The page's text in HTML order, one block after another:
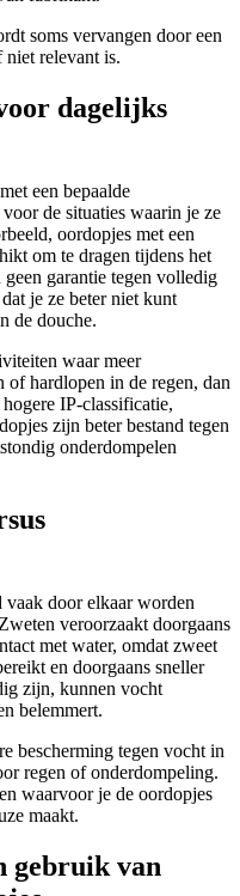
soms vervangen door een
niet relevant is.
dagelijks
een bepaalde
de situaties waarin je ze
oordopjes met een
om te dragen tijdens het
garantie tegen volledig
je ze beter niet kunt
de douche.
waar meer
hardlopen in de regen, dan
IP-classificatie,
zijn beter bestand tegen
onderdompelen
door elkaar worden
veroorzaakt doorgaans
met water, omdat zweet
en doorgaans sneller
zijn, kunnen vocht
belemmert.
bescherming tegen vocht in
regen of onderdompeling.
waarvoor je de oordopjes
maakt.
gebruik van